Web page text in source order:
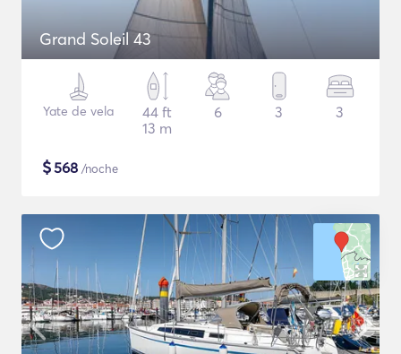
Grand Soleil 43
Yate de vela
44 ft
13 m
6 3 3
$568 /noche